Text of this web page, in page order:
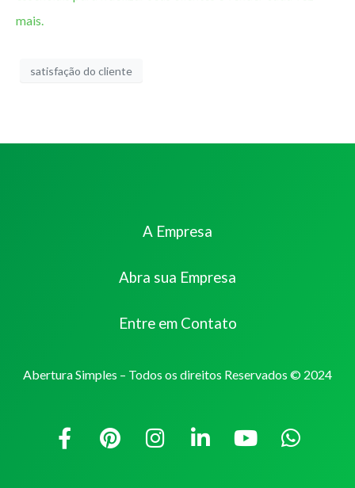
mais.
satisfação do cliente
A Empresa
Abra sua Empresa
Entre em Contato
Abertura Simples – Todos os direitos Reservados © 2024